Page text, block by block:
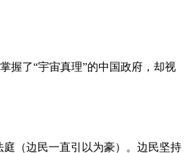
握了“宇宙真理”的中国政府，却视
（边民一直引以为豪）。边民坚持